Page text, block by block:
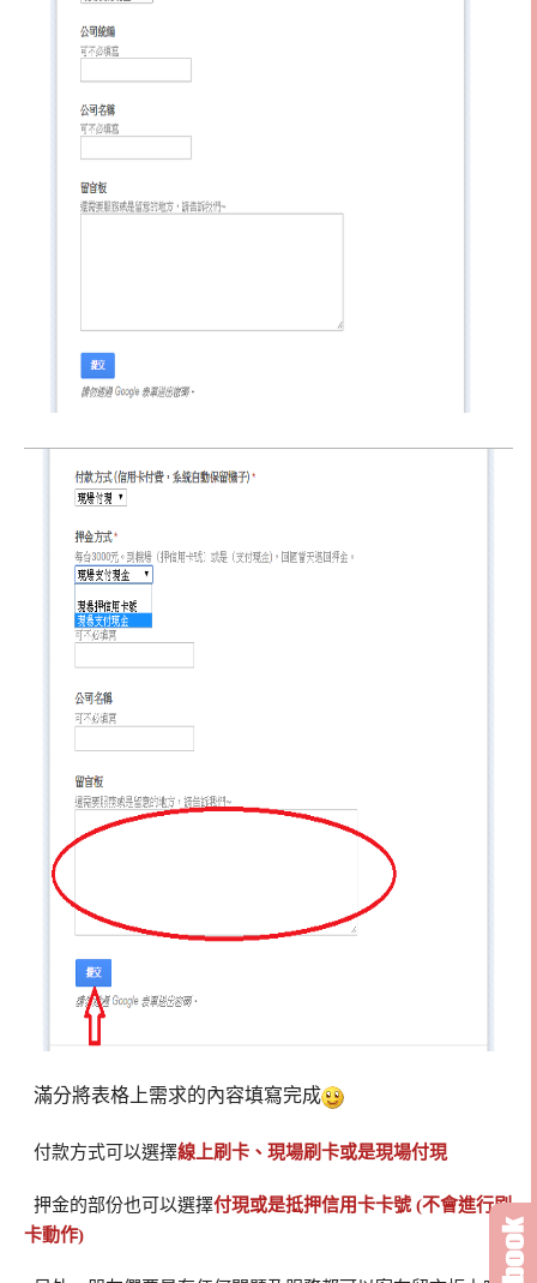
滿分將表格上需求的內容填寫完成
付款方式可以選擇線上刷卡、現場刷卡或是現場付現
押金的部份也可以選擇付現或是抵押信用卡卡號 (不會進行刷
卡動作)